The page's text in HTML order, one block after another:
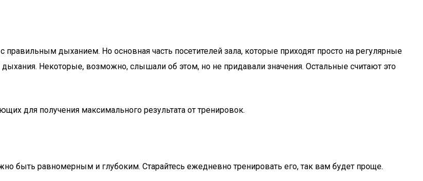
дыханием. Но основная часть посетителей зала, которые приходят просто на регулярные
Некоторые, возможно, слышали об этом, но не придавали значения. Остальные считают это
для получения максимального результата от тренировок.
быть равномерным и глубоким. Старайтесь ежедневно тренировать его, так вам будет проще.